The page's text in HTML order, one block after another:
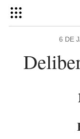
6 DE